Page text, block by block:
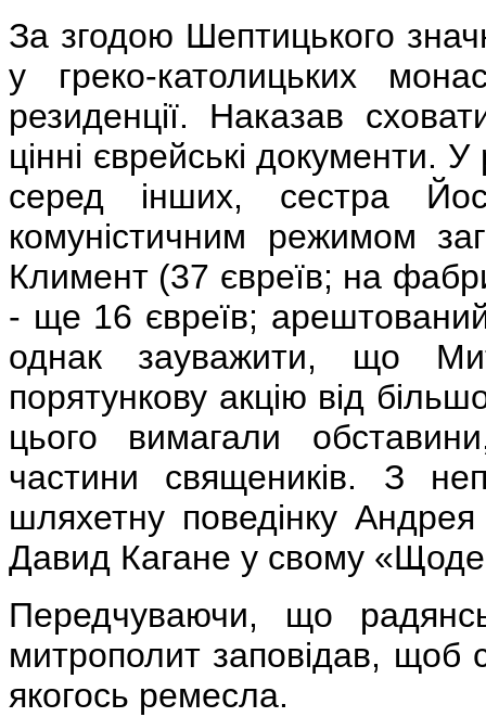
За згодою Шептицького
у греко-католицьких
резиденції. Наказав
цінні єврейські документи.
серед інших, сестра
комуністичним режимом
Климент (37 євреїв; на
- ще 16 євреїв;
однак зауважити, що
порятункову акцію від
цього вимагали
частини священиків. З
шляхетну поведінку
Давид Кагане у свому
Передчуваючи, що
митрополит заповідав, щоб
якогось ремесла.